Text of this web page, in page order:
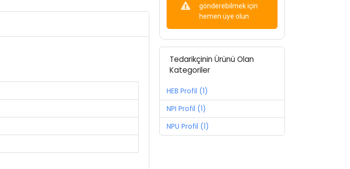
gönderebilmek için
hemen üye olun
Tedarikçinin Ürünü Olan
Kategoriler
HEB Profil (1)
NPI Profil (1)
NPU Profil (1)